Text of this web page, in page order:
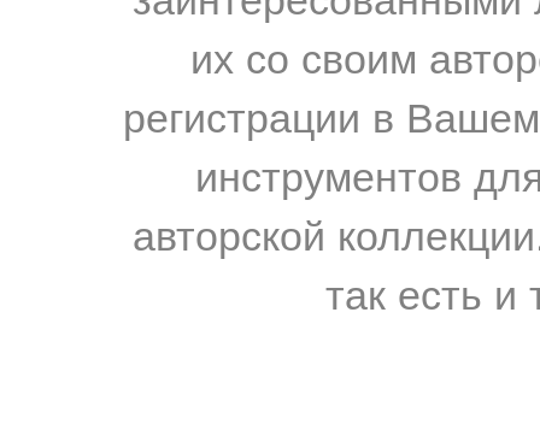
их со своим
регистрации в
инструментов
авторской
так есть и